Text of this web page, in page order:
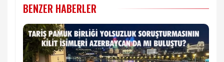
BENZER HABERLER